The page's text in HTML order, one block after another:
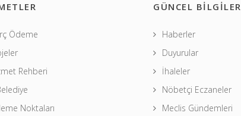
Ödeme
Rehberi
Noktaları
GÜNCEL BİLGİLER
Haberler
Duyurular
İhaleler
Nöbetçi Eczaneler
Meclis Gündemleri